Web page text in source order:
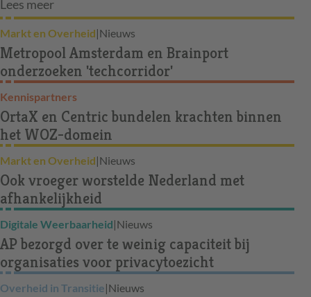
Lees meer
Markt en Overheid|Nieuws
Metropool Amsterdam en Brainport
onderzoeken 'techcorridor'
Kennispartners
OrtaX en Centric bundelen krachten binnen
het WOZ-domein
Markt en Overheid|Nieuws
Ook vroeger worstelde Nederland met
afhankelijkheid
Digitale Weerbaarheid|Nieuws
AP bezorgd over te weinig capaciteit bij
organisaties voor privacytoezicht
Overheid in Transitie|Nieuws